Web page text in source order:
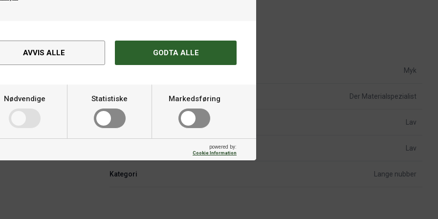
AVVIS ALLE GODTA ALLE
Nødvendige Statistiske Markedsføring
powered by:
Cookie Information
Spesifikasjoner
Myk
Varemerke Der Materialspezialist
Fart Lav
Lav
Kategori Lange nubber